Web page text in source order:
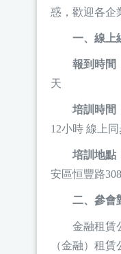
惑，歡迎各企
一、線上
報到時間
天
培訓時間
12小時 線上
培訓地點
安區恒豐路308
二、參會
金融租賃公
（金融）租賃